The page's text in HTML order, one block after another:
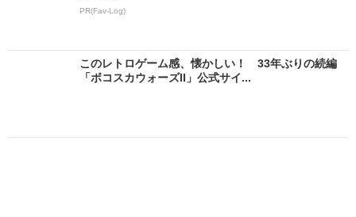
PR(Fav-Log)
このレトロゲーム感、懐かしい！ 33年ぶりの続編
「ボコスカウォーズII」公式サイ...